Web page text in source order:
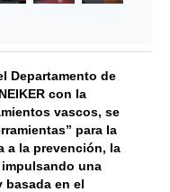
Departamento de
con la
vascos, se
para la
a la prevención, la
una
basada en el